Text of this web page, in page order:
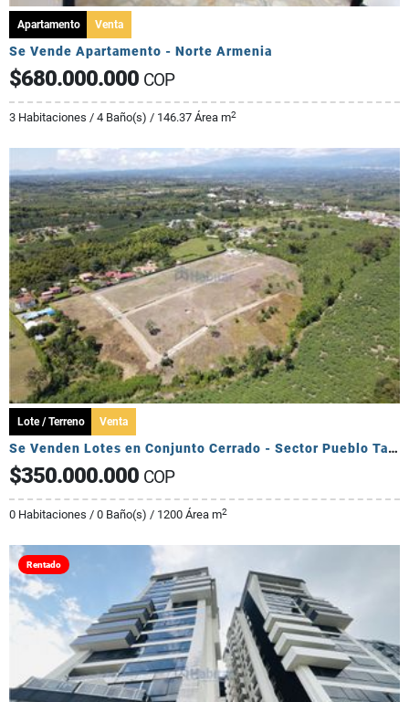
Apartamento Venta
Se Vende Apartamento - Norte Armenia
$680.000.000 COP
3 Habitaciones / 4 Baño(s) / 146.37 Área m2
Lote / Terreno Venta
Se Venden Lotes en Conjunto Cerrado - Sector Pueblo Tapado
$350.000.000 COP
0 Habitaciones / 0 Baño(s) / 1200 Área m2
Rentado